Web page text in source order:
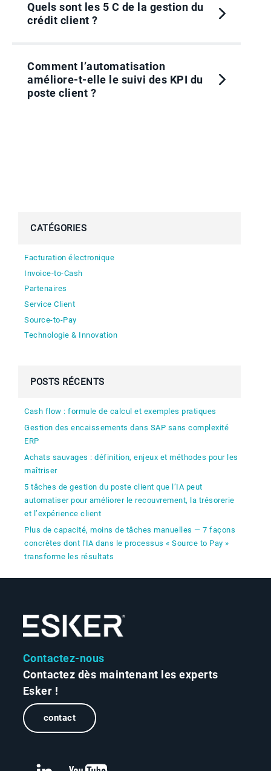
Quels sont les 5 C de la gestion du
crédit client ?
Comment l’automatisation
améliore-t-elle le suivi des KPI du
poste client ?
CATÉGORIES
Facturation électronique
Invoice-to-Cash
Partenaires
Service Client
Source-to-Pay
Technologie & Innovation
POSTS RÉCENTS
Cash flow : formule de calcul et exemples pratiques
Gestion des encaissements dans SAP sans complexité
ERP
Achats sauvages : définition, enjeux et méthodes pour les
maîtriser
5 tâches de gestion du poste client que l’IA peut
automatiser pour améliorer le recouvrement, la trésorerie
et l’expérience client
Plus de capacité, moins de tâches manuelles — 7 façons
concrètes dont l'IA dans le processus « Source to Pay »
transforme les résultats
Contactez-nous
Contactez dès maintenant les experts
Esker !
contact